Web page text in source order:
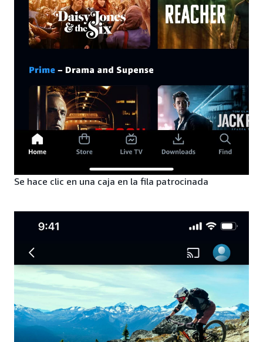
Se hace clic en una caja en la fila patrocinada